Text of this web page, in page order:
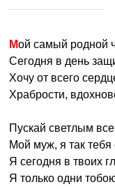
Мой самый родной
Сегодня в день
Хочу от всего
Храбрости,
Пускай светлым
Мой муж, я так
Я сегодня в твоих
Я только одни